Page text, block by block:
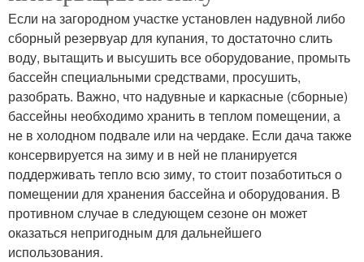
Если на загородном участке установлен надувной либо
сборный резервуар для купания, то достаточно слить
воду, вытащить и высушить все оборудование, промыть
бассейн специальными средствами, просушить,
разобрать. Важно, что надувные и каркасные (сборные)
бассейны необходимо хранить в теплом помещении, а
не в холодном подвале или на чердаке. Если дача также
консервируется на зиму и в ней не планируется
поддерживать тепло всю зиму, то стоит позаботиться о
помещении для хранения бассейна и оборудования. В
противном случае в следующем сезоне он может
оказаться непригодным для дальнейшего
использования.